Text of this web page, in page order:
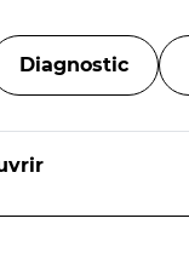
Diagnostic